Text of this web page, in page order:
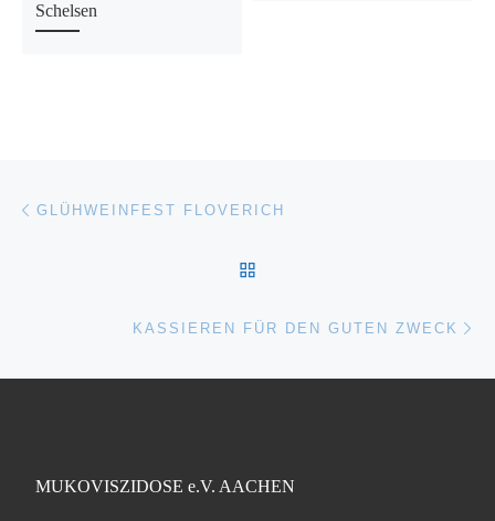
Schelsen
Beitragsnavigation
GLÜHWEINFEST FLOVERICH
KASSIEREN FÜR DEN GUTEN ZWECK
MUKOVISZIDOSE e.V. AACHEN